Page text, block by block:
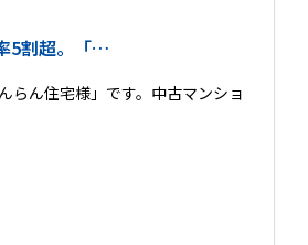
5割超。「…
らん住宅様」です。中古マンショ